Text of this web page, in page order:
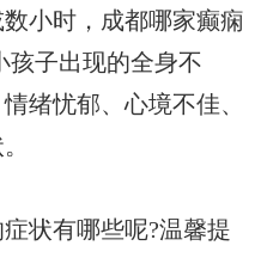
小时， 成都哪家癫痫
孩子出现的全身不
绪忧郁、心境不佳、
状有哪些呢?温馨提